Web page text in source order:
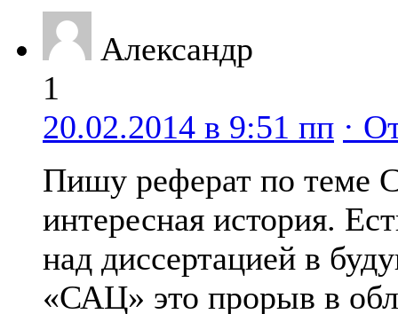
Александр
1
20.02.2014 в 9:51 пп ·
Пишу реферат по теме
интересная история.
над диссертацией в
«САЦ» это прорыв в